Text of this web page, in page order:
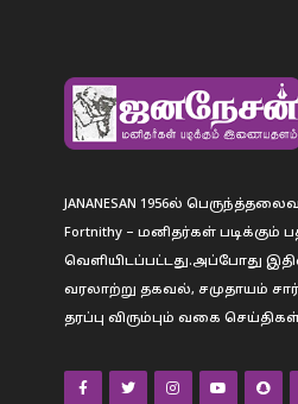
JANANESAN 1956ல்
Fortnithy – மனிதர்கள்
வெளியிடப்பட்டது.அப்போது
வரலாற்று தகவல், சமுதாயம்
தரப்பு விரும்பும் வகை